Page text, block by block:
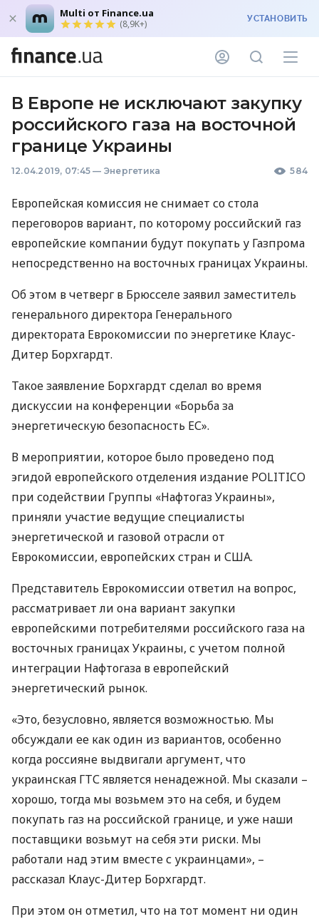
Multi от Finance.ua
(8,9K+) УСТАНОВИТЬ
В Европе не исключают закупку
российского газа на восточной
границе Украины
12.04.2019, 07:45 — Энергетика 584
Европейская комиссия не снимает со стола
переговоров вариант, по которому российский газ
европейские компании будут покупать у Газпрома
непосредственно на восточных границах Украины.
Об этом в четверг в Брюсселе заявил заместитель
генерального директора Генерального
директората Еврокомиссии по энергетике Клаус-
Дитер Борхгардт.
Такое заявление Борхгардт сделал во время
дискуссии на конференции «Борьба за
энергетическую безопасность ЕС».
В мероприятии, которое было проведено под
эгидой европейского отделения издание POLITICO
при содействии Группы «Нафтогаз Украины»,
приняли участие ведущие специалисты
энергетической и газовой отрасли от
Еврокомиссии, европейских стран и США.
Представитель Еврокомиссии ответил на вопрос,
рассматривает ли она вариант закупки
европейскими потребителями российского газа на
восточных границах Украины, с учетом полной
интеграции Нафтогаза в европейский
энергетический рынок.
«Это, безусловно, является возможностью. Мы
обсуждали ее как один из вариантов, особенно
когда россияне выдвигали аргумент, что
украинская ГТСявляется ненадежной. Мы сказали –
хорошо, тогда мы возьмем это на себя, и будем
покупать газ на российской границе, и уже наши
поставщики возьмут на себя эти риски. Мы
работали над этим вместе с украинцами», –
рассказал Клаус-Дитер Борхгардт.
При этом он отметил, что на тот момент ни один